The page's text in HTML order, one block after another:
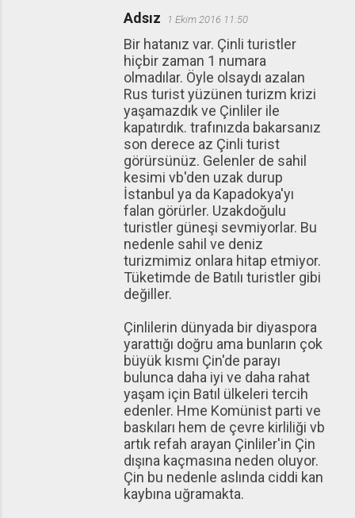
Adsız 1 Ekim 2016 11:50
Bir hatanız var. Çinli turistler
hiçbir zaman 1 numara
olmadılar. Öyle olsaydı azalan
Rus turist yüzünen turizm krizi
yaşamazdık ve Çinliler ile
kapatırdık. trafınızda bakarsanız
son derece az Çinli turist
görürsünüz. Gelenler de sahil
kesimi vb'den uzak durup
İstanbul ya da Kapadokya'yı
falan görürler. Uzakdoğulu
turistler güneşi sevmiyorlar. Bu
nedenle sahil ve deniz
turizmimiz onlara hitap etmiyor.
Tüketimde de Batılı turistler gibi
değiller.
Çinlilerin dünyada bir diyaspora
yarattığı doğru ama bunların çok
büyük kısmı Çin'de parayı
bulunca daha iyi ve daha rahat
yaşam için Batıl ülkeleri tercih
edenler. Hme Komünist parti ve
baskıları hem de çevre kirliliği vb
artık refah arayan Çinliler'in Çin
dışına kaçmasına neden oluyor.
Çin bu nedenle aslında ciddi kan
kaybına uğramakta.